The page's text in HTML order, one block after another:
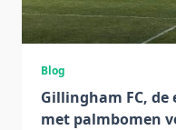
Blog
Gillingham FC, de
met palmbomen